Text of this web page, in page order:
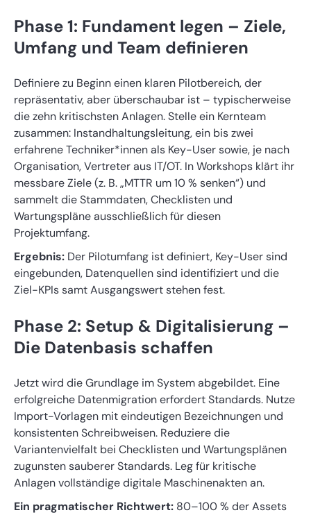
Phase 1: Fundament legen – Ziele,
Umfang und Team definieren
Definiere zu Beginn einen klaren Pilotbereich, der
repräsentativ, aber überschaubar ist – typischerweise
die zehn kritischsten Anlagen. Stelle ein Kernteam
zusammen: Instandhaltungsleitung, ein bis zwei
erfahrene Techniker*innen als Key-User sowie, je nach
Organisation, Vertreter aus IT/OT. In Workshops klärt ihr
messbare Ziele (z. B. „MTTR um 10 % senken“) und
sammelt die Stammdaten, Checklisten und
Wartungspläne ausschließlich für diesen
Projektumfang.
Ergebnis: Der Pilotumfang ist definiert, Key-User sind
eingebunden, Datenquellen sind identifiziert und die
Ziel-KPIs samt Ausgangswert stehen fest.
Phase 2: Setup & Digitalisierung –
Die Datenbasis schaffen
Jetzt wird die Grundlage im System abgebildet. Eine
erfolgreiche Datenmigration erfordert Standards. Nutze
Import-Vorlagen mit eindeutigen Bezeichnungen und
konsistenten Schreibweisen. Reduziere die
Variantenvielfalt bei Checklisten und Wartungsplänen
zugunsten sauberer Standards. Leg für kritische
Anlagen vollständige digitale Maschinenakten an.
Ein pragmatischer Richtwert: 80–100 % der Assets